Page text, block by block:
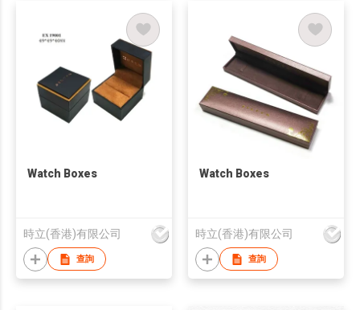
Watch Boxes
時立(香港)有限公司
查詢
Watch Boxes
時立(香港)有限公司
查詢